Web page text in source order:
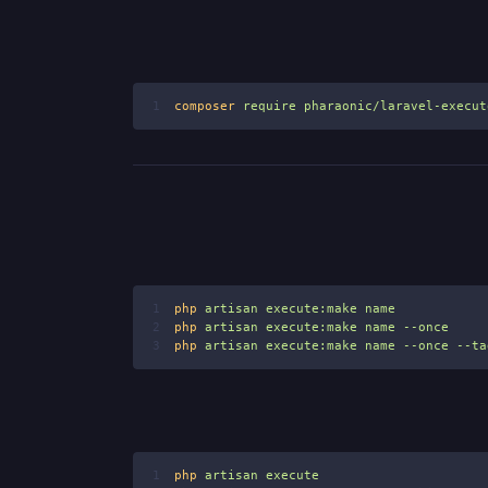
1 composer require pharaonic/laravel-
1 php artisan execute:make
name
2
php artisan execute:make name
--once
3
php artisan execute:make name --once --
1 php artisan
execute